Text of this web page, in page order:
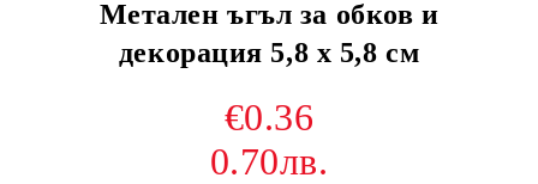
Метален ъгъл за обков и
декорация 5,8 х 5,8 см
€0.36
0.70лв.